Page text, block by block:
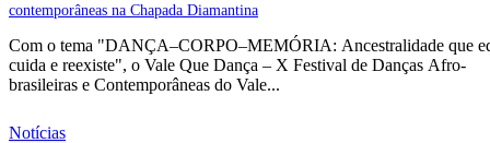
contemporâneas na Chapada Diamantina
Com o tema "DANÇA–CORPO–MEMÓRIA: Ancestralidade que
cuida e reexiste", o Vale Que Dança – X Festival de Danças Afro-
brasileiras e Contemporâneas do Vale...
Notícias